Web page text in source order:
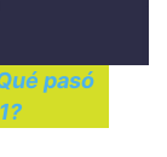
pasó